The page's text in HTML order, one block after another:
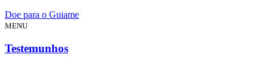
Doe para o Guiame
MENU
Testemunhos